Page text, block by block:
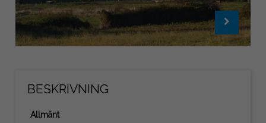
BESKRIVNING
Allmänt